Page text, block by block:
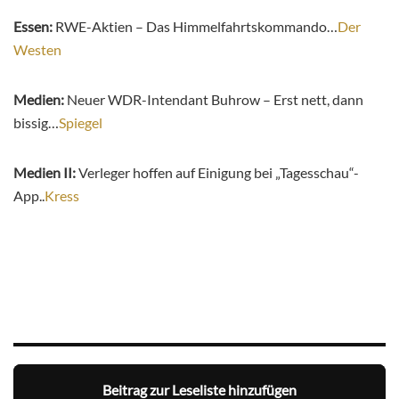
Essen: RWE-Aktien – Das Himmelfahrtskommando…Der
Westen
Medien: Neuer WDR-Intendant Buhrow – Erst nett, dann
bissig…Spiegel
Medien II:Verleger hoffen auf Einigung bei „Tagesschau“-
App..Kress
Beitrag zur Leseliste hinzufügen